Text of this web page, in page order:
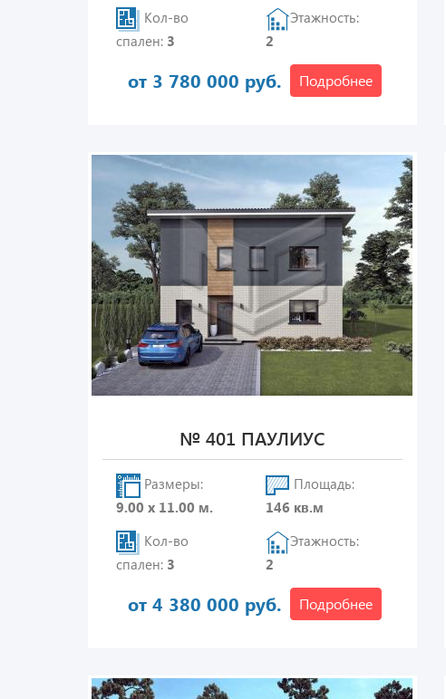
Кол-во
спален: 3
Этажность:
2
от 3 780 000 руб. Подробнее
№ 401 ПАУЛИУС
Размеры:
9.00 х 11.00 м.
Кол-во
спален: 3
Площадь:
146 кв.м
Этажность:
2
от 4 380 000 руб. Подробнее